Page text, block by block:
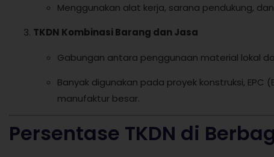
Menggunakan alat kerja, sarana pendukung,
TKDN Kombinasi Barang dan Jasa
Gabungan antara penggunaan material lokal
Banyak digunakan pada proyek konstruksi,
manufaktur besar.
Persentase TKDN di